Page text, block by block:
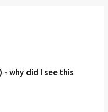
- why did I see this